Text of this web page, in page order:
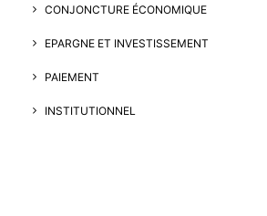
CONJONCTURE ÉCONOMIQUE
EPARGNE ET INVESTISSEMENT
PAIEMENT
INSTITUTIONNEL